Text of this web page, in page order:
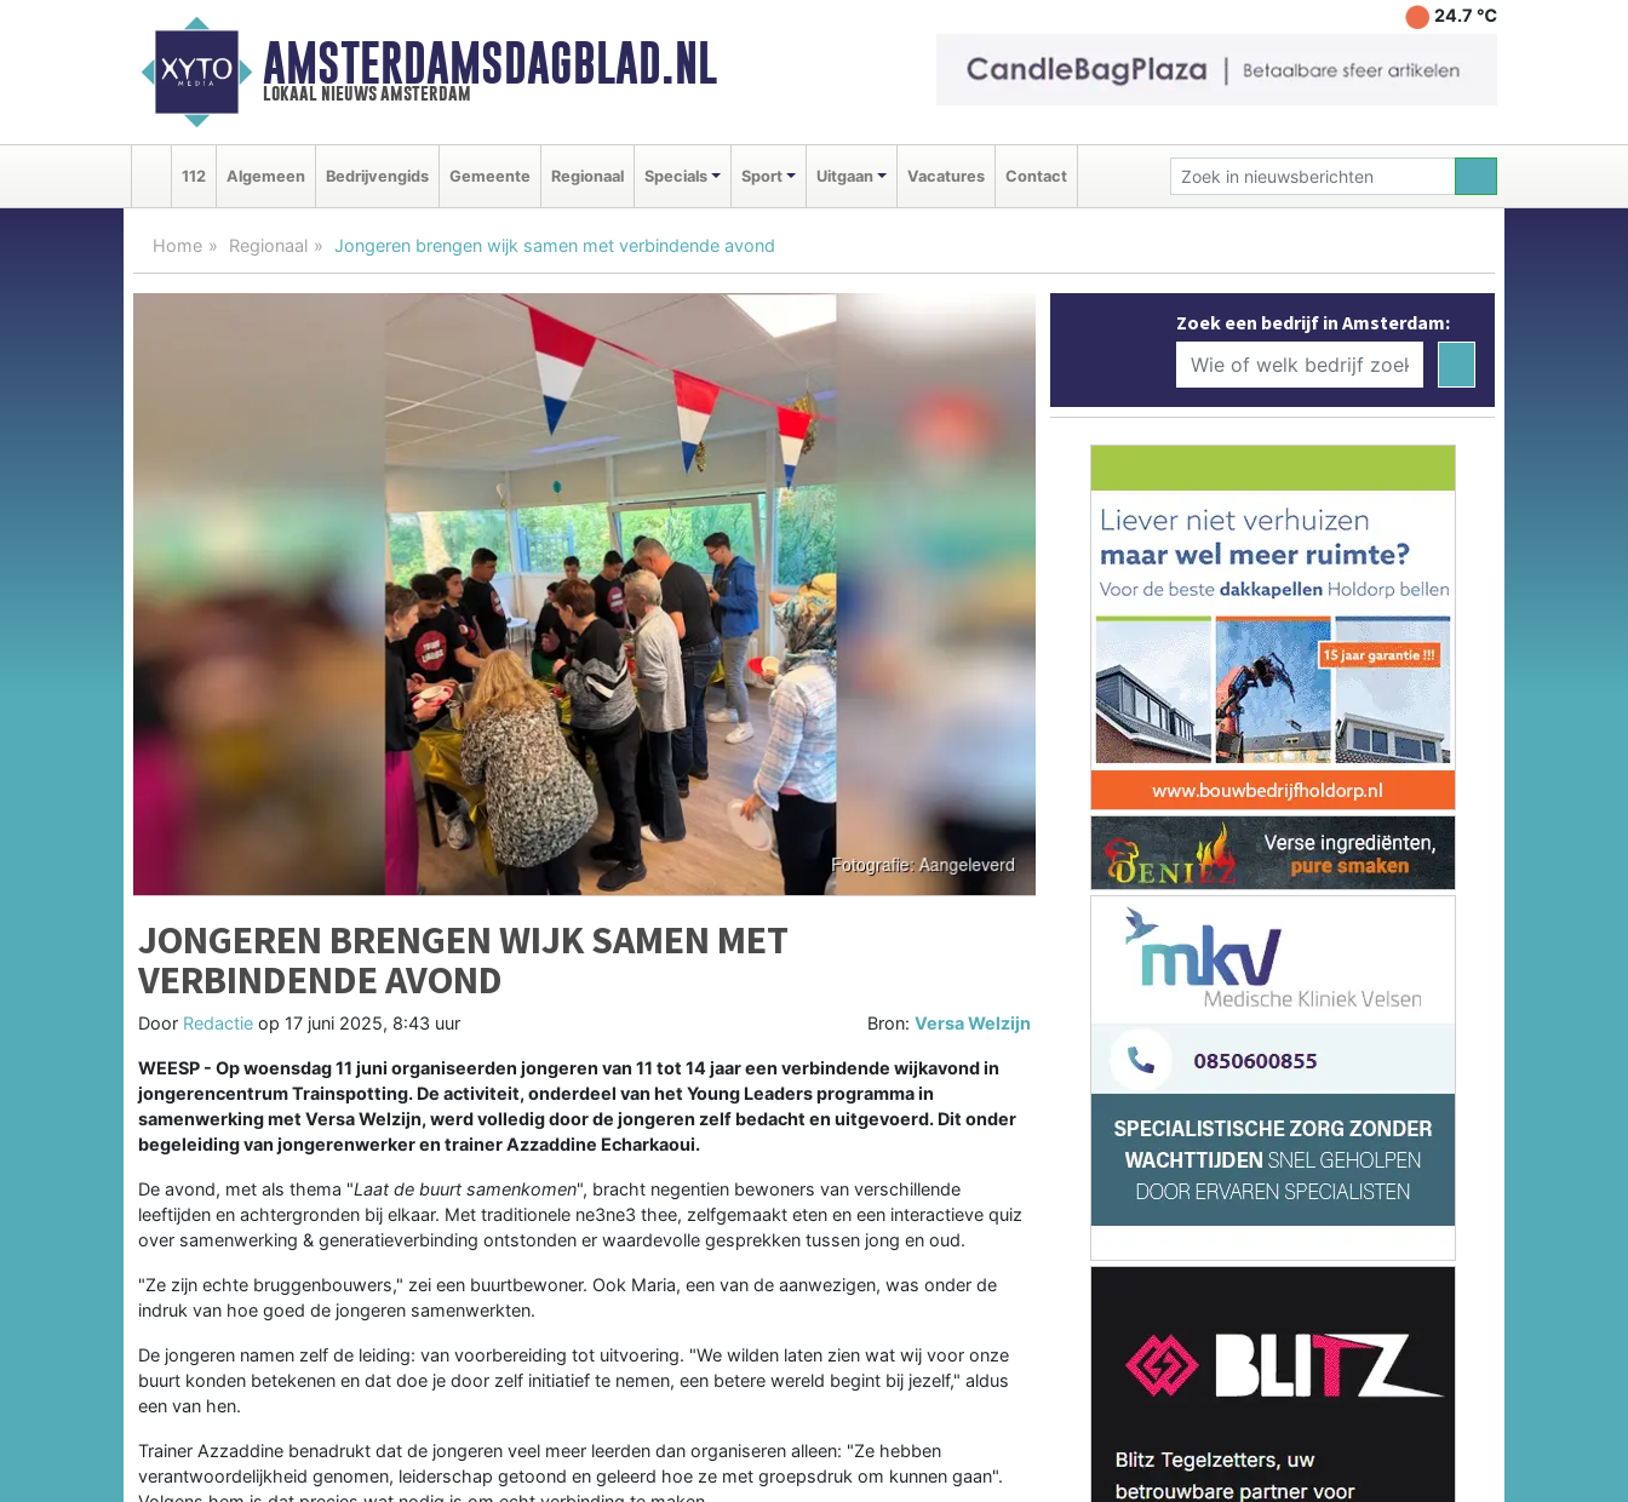
AMSTERDAMSDAGBLAD.NL
lokaal nieuws amsterdam
24.7 ℃
112 Algemeen Bedrijvengids Gemeente Regionaal Specials Sport Uitgaan Vacatures Contact
Home Regionaal Jongeren brengen wijk samen met verbindende avond
JONGEREN BRENGEN WIJK SAMEN MET
VERBINDENDE AVOND
Door Redactie op 17 juni 2025, 8:43 uur Bron:Versa Welzijn
WEESP - Op woensdag 11 juni organiseerden jongeren van 11 tot 14 jaar een verbindende wijkavond in
jongerencentrum Trainspotting. De activiteit, onderdeel van het Young Leaders programma in
samenwerking met Versa Welzijn, werd volledig door de jongeren zelf bedacht en uitgevoerd. Dit onder
begeleiding van jongerenwerker en trainer Azzaddine Echarkaoui.
De avond, met als thema "Laat de buurt samenkomen", bracht negentien bewoners van verschillende
leeftijden en achtergronden bij elkaar. Met traditionele ne3ne3 thee, zelfgemaakt eten en een interactieve quiz
over samenwerking & generatieverbinding ontstonden er waardevolle gesprekken tussen jong en oud.
"Ze zijn echte bruggenbouwers," zei een buurtbewoner. Ook Maria, een van de aanwezigen, was onder de
indruk van hoe goed de jongeren samenwerkten.
De jongeren namen zelf de leiding: van voorbereiding tot uitvoering. "We wilden laten zien wat wij voor onze
buurt konden betekenen en dat doe je door zelf initiatief te nemen, een betere wereld begint bij jezelf," aldus
een van hen.
Trainer Azzaddine benadrukt dat de jongeren veel meer leerden dan organiseren alleen: "Ze hebben
verantwoordelijkheid genomen, leiderschap getoond en geleerd hoe ze met groepsdruk om kunnen gaan".
Zoek een bedrijf in Amsterdam: